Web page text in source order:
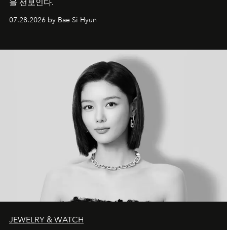
을 선보인다.
07.28.2026 by Bae Si Hyun
JEWELRY & WATCH